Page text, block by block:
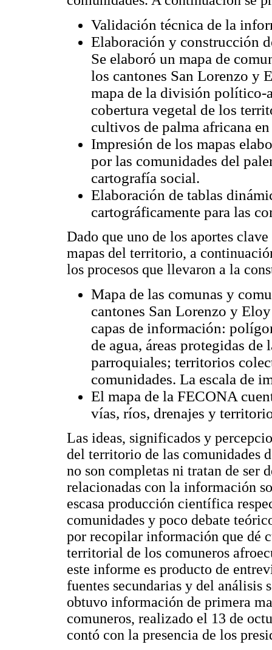
Validación técnica de la
Elaboración y construcción
Se elaboró un mapa de
los cantones San Lorenzo y
mapa de la división político-
cobertura vegetal de los
cultivos de palma africana
Impresión de los mapas
por las comunidades del
cartografía social.
Elaboración de tablas
cartográficamente para las
Dado que uno de los aportes
mapas del territorio, a
los procesos que llevaron a la
Mapa de las comunas y
cantones San Lorenzo y
capas de información:
de agua, áreas protegidas
parroquiales; territorios
comunidades. La escala de
El mapa de la FECONA
vías, ríos, drenajes y
Las ideas, significados y
del territorio de las comunidades
no son completas ni tratan de ser
relacionadas con la información
escasa producción científica
comunidades y poco debate
por recopilar información que dé
territorial de los comuneros
este informe es producto de
fuentes secundarias y del análisis
obtuvo información de primera
comuneros, realizado el 13 de
contó con la presencia de los